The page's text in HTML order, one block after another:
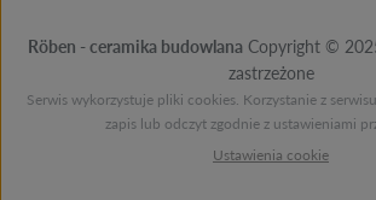
Röben - ceramika budowlana Copyright ©
zastrzeżone
Serwis wykorzystuje pliki cookies. Korzystanie z
zapis lub odczyt zgodnie z ustawieniami
Ustawienia cookie